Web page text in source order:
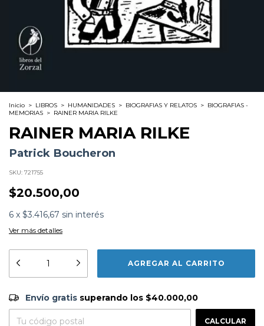
Inicio > LIBROS > HUMANIDADES > BIOGRAFIAS Y RELATOS > BIOGRAFIAS -
MEMORIAS > RAINER MARIA RILKE
RAINER MARIA RILKE
Patrick Boucheron
SKU: 721755
$20.500,00
6 x $3.416,67 sin interés
Ver más detalles
Envío gratis $40.000,00
Entregas para el CP: CAMBIAR CP
Envío gratis superando los $40.000,00
CALCULAR
Formato:
LIBROS
Editorial:
Libros Del Zorzal
Encuadernación:Tapa Blanda
ISBN:9788419496355
N°Páginas:92
Fecha Publicación:09/2024